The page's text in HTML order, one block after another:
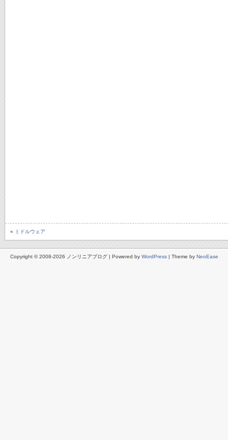
« ミドルウェア
Copyright © 2008-2026 ノンリニアブログ | Powered by WordPress | Theme by NeoEase